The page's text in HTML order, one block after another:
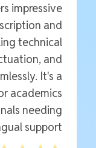
impressive
and
technical
and
It's a
academics
needing
support.